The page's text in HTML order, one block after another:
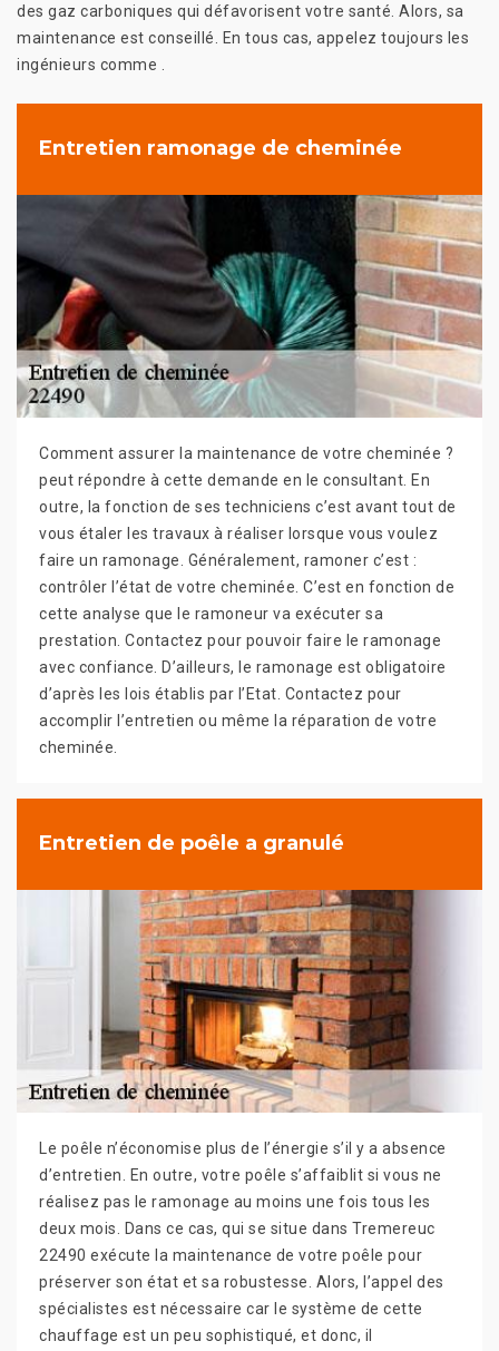
des gaz carboniques qui défavorisent votre santé. Alors, sa
maintenance est conseillé. En tous cas, appelez toujours les
ingénieurs comme .
Entretien ramonage de cheminée
Comment assurer la maintenance de votre cheminée ?
peut répondre à cette demande en le consultant. En
outre, la fonction de ses techniciens c’est avant tout de
vous étaler les travaux à réaliser lorsque vous voulez
faire un ramonage. Généralement, ramoner c’est :
contrôler l’état de votre cheminée. C’est en fonction de
cette analyse que le ramoneur va exécuter sa
prestation. Contactez pour pouvoir faire le ramonage
avec confiance. D’ailleurs, le ramonage est obligatoire
d’après les lois établis par l’Etat. Contactez pour
accomplir l’entretien ou même la réparation de votre
cheminée.
Entretien de poêle a granulé
Le poêle n’économise plus de l’énergie s’il y a absence
d’entretien. En outre, votre poêle s’affaiblit si vous ne
réalisez pas le ramonage au moins une fois tous les
deux mois. Dans ce cas, qui se situe dans Tremereuc
22490 exécute la maintenance de votre poêle pour
préserver son état et sa robustesse. Alors, l’appel des
spécialistes est nécessaire car le système de cette
chauffage est un peu sophistiqué, et donc, il